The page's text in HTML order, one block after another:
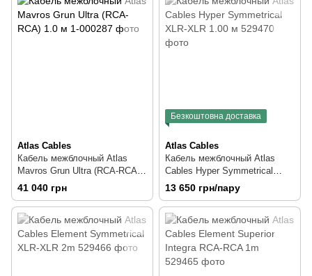
Atlas Cables
Кабель межблочный Atlas
Mavros Grun Ultra (RCA-RCA)
1.0 м
41 040 грн
Безкоштовна доставка
Atlas Cables
Кабель межблочный Atlas
Cables Hyper Symmetrical
XLR-XLR 1.00 м
13 650 грн/пару